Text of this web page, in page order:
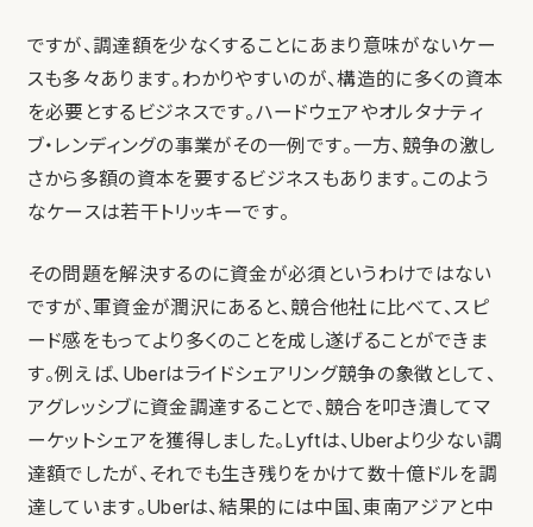
ですが、調達額を少なくすることにあまり意味がないケー
スも多々あります。わかりやすいのが、構造的に多くの資本
を必要とするビジネスです。ハードウェアやオルタナティ
ブ・レンディングの事業がその一例です。一方、競争の激し
さから多額の資本を要するビジネスもあります。このよう
なケースは若干トリッキーです。
その問題を解決するのに資金が必須というわけではない
ですが、軍資金が潤沢にあると、競合他社に比べて、スピ
ード感をもってより多くのことを成し遂げることができま
す。例えば、Uberはライドシェアリング競争の象徴として、
アグレッシブに資金調達することで、競合を叩き潰してマ
ーケットシェアを獲得しました。Lyftは、Uberより少ない調
達額でしたが、それでも生き残りをかけて数十億ドルを調
達しています。Uberは、結果的には中国、東南アジアと中